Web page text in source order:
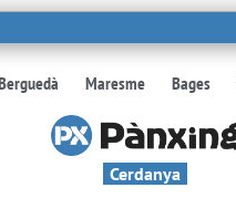
Maresme Bages
Cerdanya